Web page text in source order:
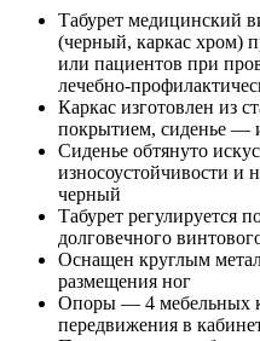
Табурет медицинский
(черный, каркас хром)
или пациентов при
лечебно-
Каркас изготовлен из
покрытием, сиденье —
Сиденье обтянуто
износоустойчивости и
черный
Табурет регулируется
долговечного
Оснащен круглым
размещения ног
Опоры — 4 мебельных
передвижения в